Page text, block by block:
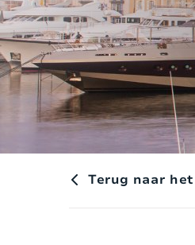
Terug naar